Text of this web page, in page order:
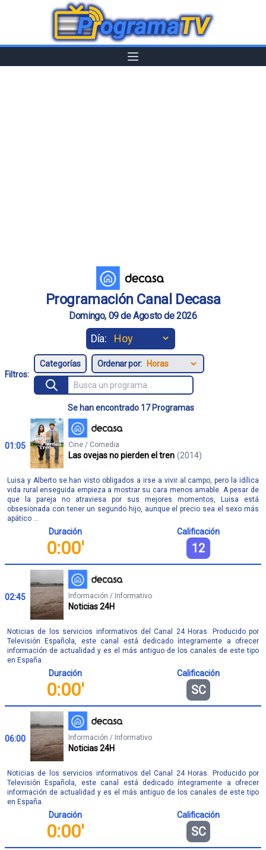
Programación Canal Decasa
Domingo, 09 de Agosto de 2026
Día:
Filtros:
Ordenar por:
Se han encontrado 17 Programas
01:05 Cine / Comedia
Las ovejas no pierden el tren (2014)
Luisa y Alberto se han visto obligados a irse a vivir al campo, pero la idílica
vida rural enseguida empieza a mostrar su cara menos amable. A pesar de
que la pareja no atraviesa por sus mejores momentos, Luisa está
obsesionada con tener un segundo hijo, aunque el precio sea el sexo más
apático ...
Duración
0:00'
Calificación
12
02:45 Información / Informativo
Noticias 24H
Noticias de los servicios informativos del Canal 24 Horas. Producido por
Televisión Española, este canal está dedicado íntegramente a ofrecer
información de actualidad y es el más antiguo de los canales de este tipo
en España.
Duración
0:00'
Calificación
SC
06:00 Información / Informativo
Noticias 24H
Noticias de los servicios informativos del Canal 24 Horas. Producido por
Televisión Española, este canal está dedicado íntegramente a ofrecer
información de actualidad y es el más antiguo de los canales de este tipo
en España.
Duración
0:00'
Calificación
SC